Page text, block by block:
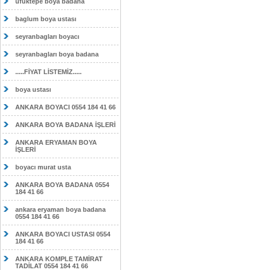
baglum boya ustası
seyranbagları boyacı
seyranbagları boya badana
.....FİYAT LİSTEMİZ.....
boya ustası
ANKARA BOYACI 0554 184 41 66
ANKARA BOYA BADANA İŞLERİ
ANKARA ERYAMAN BOYA
İŞLERİ
boyacı murat usta
ANKARA BOYA BADANA 0554
184 41 66
ankara eryaman boya badana
0554 184 41 66
ANKARA BOYACI USTASI 0554
184 41 66
ANKARA KOMPLE TAMİRAT
TADİLAT 0554 184 41 66